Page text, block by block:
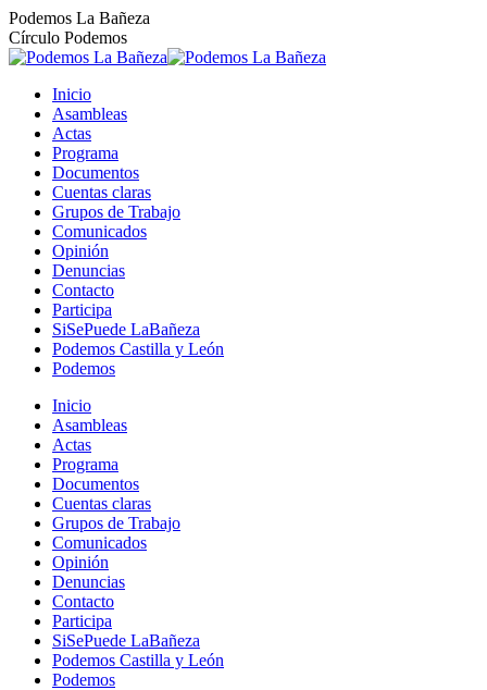
Saltar
al
contenido
Podemos La Bañeza
Círculo Podemos
Inicio
Asambleas
Actas
Programa
Documentos
Cuentas claras
Grupos de Trabajo
Comunicados
Opinión
Denuncias
Contacto
Participa
SiSePuede LaBañeza
Podemos Castilla y León
Podemos
Inicio
Asambleas
Actas
Programa
Documentos
Cuentas claras
Grupos de Trabajo
Comunicados
Opinión
Denuncias
Contacto
Participa
SiSePuede LaBañeza
Podemos Castilla y León
Podemos